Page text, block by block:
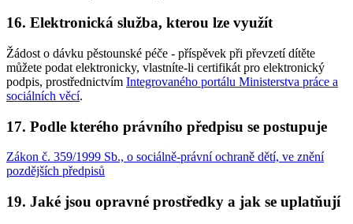
16. Elektronická služba, kterou lze využít
Žádost o dávku pěstounské péče - příspěvek při převzetí dítěte
můžete podat elektronicky, vlastníte-li certifikát pro elektronický
podpis, prostřednictvím Integrovaného portálu Ministerstva práce a
sociálních věcí.
17. Podle kterého právního předpisu se postupuje
Zákon č. 359/1999 Sb., o sociálně-právní ochraně dětí, ve znění
pozdějších předpisů
19. Jaké jsou opravné prostředky a jak se uplatňují